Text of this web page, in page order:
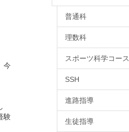
今
験
普通科
理数科
スポーツ科学コース
SSH
進路指導
生徒指導